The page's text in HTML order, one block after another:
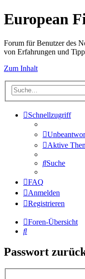
European
Forum für Benutzer des
von Erfahrungen und
Zum Inhalt
Schnellzugriff
Aktive
Suche
FAQ
Anmelden
Registrieren
Foren-Übersicht
Suche
Passwort